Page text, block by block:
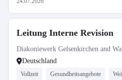
Leitung Interne Revision
Diakoniewerk Gelsenkirchen and
Deutschland
Vollzeit Gesundheitsangebote